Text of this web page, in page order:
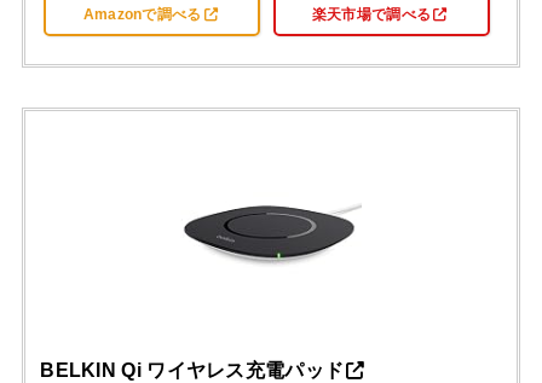
Amazonで調べる 楽天市場で調べる
BELKIN Qi ワイヤレス充電パッド